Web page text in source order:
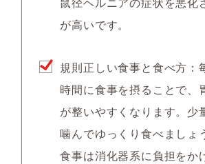
が高いです。
規則正しい食事と食べ方：
時間に食事を摂ることで、
が整いやすくなります。少
噛んでゆっくり食べましょ
食事は消化器系に負担をか